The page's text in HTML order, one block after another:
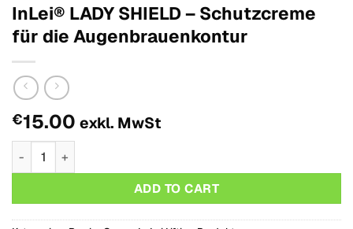
InLei® LADY SHIELD – Schutzcreme
für die Augenbrauenkontur
€15.00 exkl. MwSt
InLei® LADY SHIELD – Schutzcreme für die
ADD TO CART